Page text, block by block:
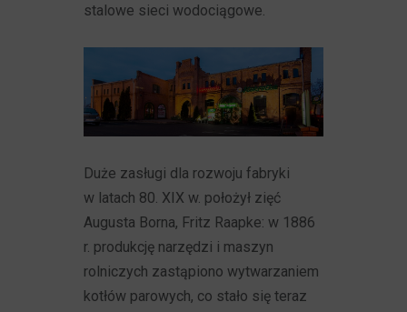
stalowe sieci wodociągowe.
Duże zasługi dla rozwoju fabryki
w latach 80. XIX w. położył zięć
Augusta Borna, Fritz Raapke: w 1886
r. produkcję narzędzi i maszyn
rolniczych zastąpiono wytwarzaniem
kotłów parowych, co stało się teraz